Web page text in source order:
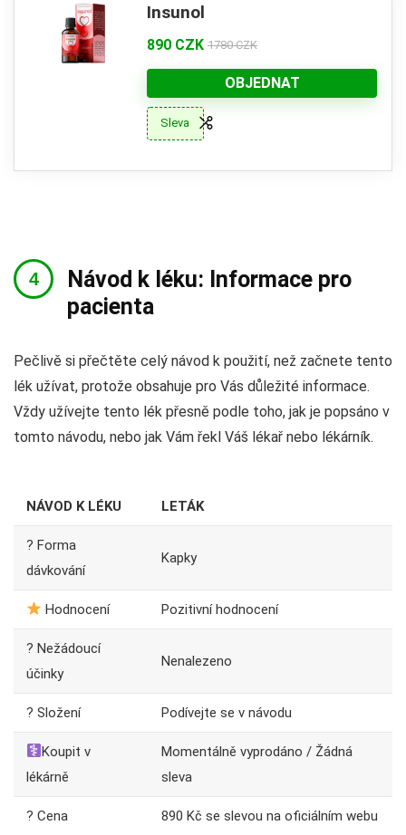
Insunol
890 CZK 1780 CZK
OBJEDNAT
Sleva
Návod k léku: Informace pro
pacienta
Pečlivě si přečtěte celý návod k použití, než začnete tento
lék užívat, protože obsahuje pro Vás důležité informace.
Vždy užívejte tento lék přesně podle toho, jak je popsáno v
tomto návodu, nebo jak Vám řekl Váš lékař nebo lékárník.
NÁVOD K LÉKU LETÁK
? Forma
dávkování
Kapky
Hodnocení Pozitivní hodnocení
? Nežádoucí
účinky
Nenalezeno
? Složení Podívejte se v návodu
Koupit v
lékárně
Momentálně vyprodáno / Žádná
sleva
? Cena 890 Kč se slevou na oficiálním webu